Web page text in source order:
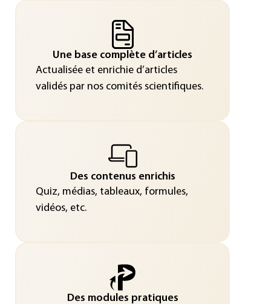
Une base complète d’articles
Actualisée et enrichie d’articles
validés par nos comités scientifiques.
Des contenus enrichis
Quiz, médias, tableaux, formules,
vidéos, etc.
Des modules pratiques